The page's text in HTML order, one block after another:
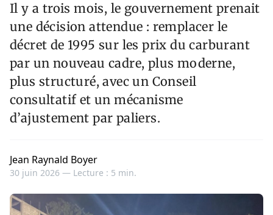
Il y a trois mois, le gouvernement prenait
une décision attendue : remplacer le
décret de 1995 sur les prix du carburant
par un nouveau cadre, plus moderne,
plus structuré, avec un Conseil
consultatif et un mécanisme
d’ajustement par paliers.
Jean Raynald Boyer
30 juin 2026 — Lecture : 5 min.